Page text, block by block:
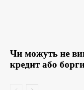
Чи можуть не
кредит або